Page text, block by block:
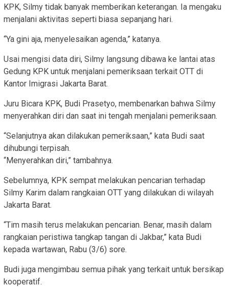
KPK, Silmy tidak banyak memberikan keterangan. Ia mengaku
menjalani aktivitas seperti biasa sepanjang hari.
“Ya gini aja, menyelesaikan agenda,” katanya.
Usai mengisi data diri, Silmy langsung dibawa ke lantai atas
Gedung KPK untuk menjalani pemeriksaan terkait OTT di
Kantor Imigrasi Jakarta Barat.
Juru Bicara KPK, Budi Prasetyo, membenarkan bahwa Silmy
menyerahkan diri dan saat ini tengah menjalani pemeriksaan.
“Selanjutnya akan dilakukan pemeriksaan,” kata Budi saat
dihubungi terpisah.
“Menyerahkan diri,” tambahnya.
Sebelumnya, KPK sempat melakukan pencarian terhadap
Silmy Karim dalam rangkaian OTT yang dilakukan di wilayah
Jakarta Barat.
“Tim masih terus melakukan pencarian. Benar, masih dalam
rangkaian peristiwa tangkap tangan di Jakbar,” kata Budi
kepada wartawan, Rabu (3/6) sore.
Budi juga mengimbau semua pihak yang terkait untuk bersikap
kooperatif.